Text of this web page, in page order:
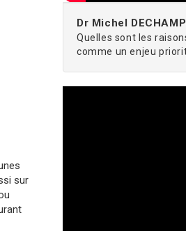
sur
Dr Michel
Quelles sont les
comme un enjeu